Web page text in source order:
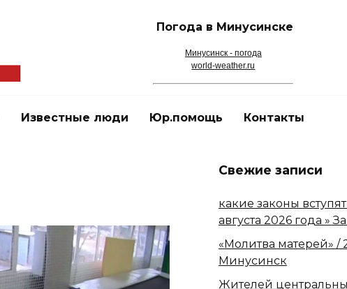
Погода в Минусинске
Минусинск - погода
world-weather.ru
Известные люди Юр.помощь Контакты
Свежие записи
какие законы вступят
августа 2026 года »
«Молитва матерей» /
Минусинск
Жителей